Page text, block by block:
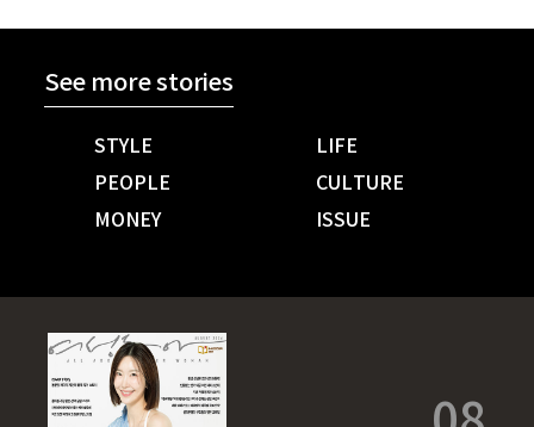
See more stories
STYLE
LIFE
PEOPLE
CULTURE
MONEY
ISSUE